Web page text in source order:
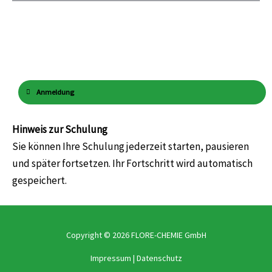
Anmeldung
Hinweis zur Schulung
Sie können Ihre Schulung jederzeit starten, pausieren
und später fortsetzen. Ihr Fortschritt wird automatisch
gespeichert.
Copyright © 2026 FLORE-CHEMIE GmbH
Impressum | Datenschutz